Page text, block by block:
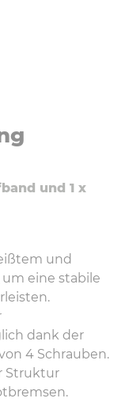
und 1 x
und
eine stabile
dank der
4 Schrauben.
Struktur